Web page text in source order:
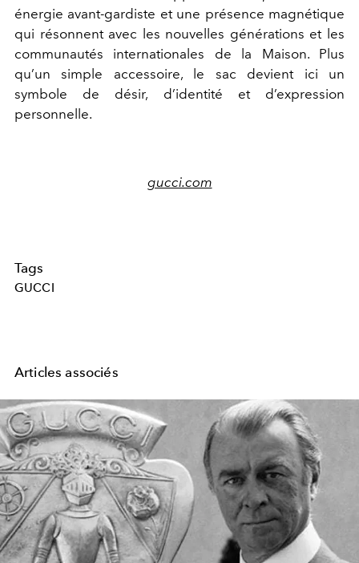
énergie avant-gardiste et une présence magnétique
qui résonnent avec les nouvelles générations et les
communautés internationales de la Maison. Plus
qu’un simple accessoire, le sac devient ici un
symbole de désir, d’identité et d’expression
personnelle.
gucci.com
Tags
GUCCI
Articles associés